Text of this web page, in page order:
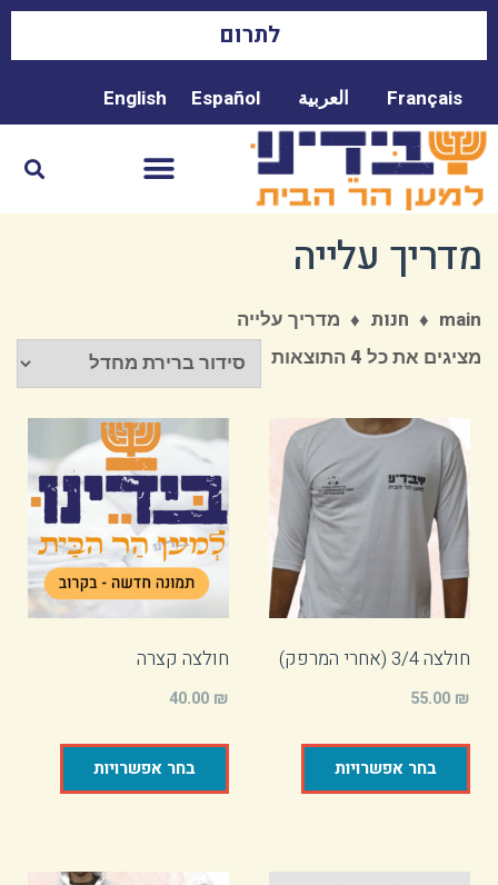
לתרום
Français العربية Español
English
מדריך עלייה
main
♦ חנות ♦ מדריך עלייה
מציגים את כל ⁦4⁩ התוצאות
חולצה 3/4 (אחרי המרפק)
55.00 ₪
בחר אפשרויות
חולצה קצרה
40.00 ₪
בחר אפשרויות